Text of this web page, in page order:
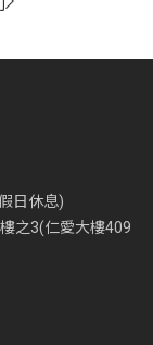
日休息)
之3(仁愛大樓409